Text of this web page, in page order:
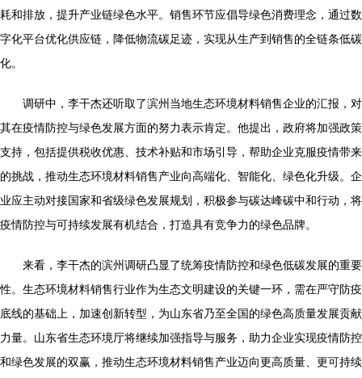
耗和排放，提升产业链绿色水平。销售环节应倡导绿色消费理念，通过数
字化平台优化供应链，降低物流碳足迹，实现从生产到销售的全链条低碳
化。
调研中，李干杰还听取了滨州当地生态环境材料销售企业的汇报，对
其在疫情防控与绿色发展方面的努力表示肯定。他提出，政府将加强政策
支持，包括提供税收优惠、技术补贴和市场引导，帮助企业克服疫情带来
的挑战，推动生态环境材料销售产业向高端化、智能化、绿色化升级。企
业应主动对接国家和省级绿色发展规划，积极参与碳达峰碳中和行动，将
疫情防控与可持续发展有机结合，打造具有竞争力的绿色品牌。
来看，李干杰的滨州调研凸显了统筹疫情防控和绿色低碳发展的重要
性。生态环境材料销售行业作为生态文明建设的关键一环，需在严守防疫
底线的基础上，加速创新转型，为山东省乃至全国的绿色高质量发展贡献
力量。山东省生态环境厅将继续加强指导与服务，助力企业实现疫情防控
和绿色发展的双赢，推动生态环境材料销售产业迈向更高质量、更可持续